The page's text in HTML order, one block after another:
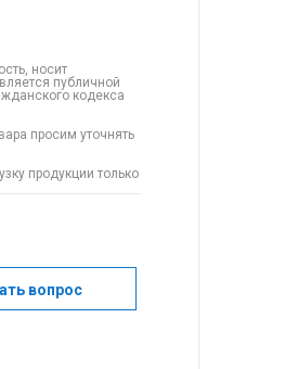
носит
публичной
кодекса
просим уточнять
продукции только
вопрос